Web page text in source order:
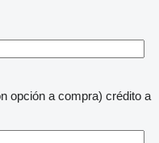
opción a compra) crédito a